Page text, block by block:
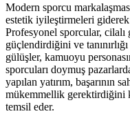
Modern sporcu
estetik iyileştirmeleri
Profesyonel sporcular,
güçlendirdiğini ve
gülüşler, kamuoyu
sporcuları doymuş
yapılan yatırım, başarının
mükemmellik gerektirdiğini
temsil eder.